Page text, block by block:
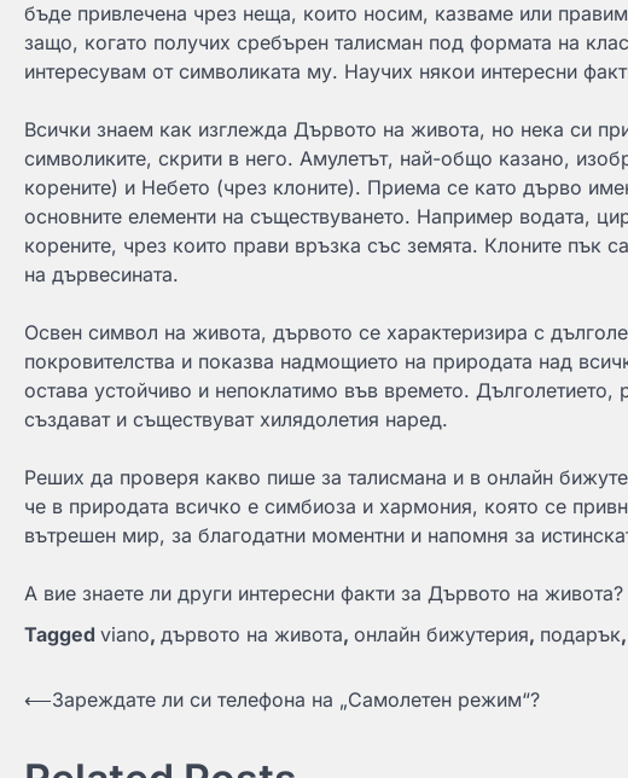
бъде привлечена чрез неща, които носим, казваме или
защо, когато получих сребърен талисман под формата на
интересувам от символиката му. Научих някои интересни
Всички знаем как изглежда Дървото на живота, но нека си
символиките, скрити в него. Амулетът, най-общо казано,
корените) и Небето (чрез клоните). Приема се като дърво
основните елементи на съществуването. Например водата,
корените, чрез които прави връзка със земята. Клоните пък
на дървесината.
Освен символ на живота, дървото се характеризира с
покровителства и показва надмощието на природата над
остава устойчиво и непоклатимо във времето.
създават и съществуват хилядолетия наред.
Реших да проверя какво пише за талисмана и в онлайн
че в природата всичко е симбиоза и хармония, която се
вътрешен мир, за благодатни моментни и напомня за
А вие знаете ли други интересни факти за Дървото на живота?
Tagged viano, дървото на живота, онлайн бижутерия, подарък,
Навигация
⟵Зареждате ли си телефона на „Самолетен режим“?